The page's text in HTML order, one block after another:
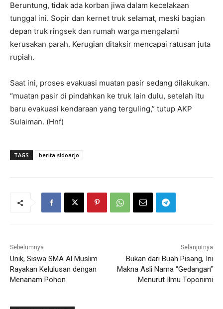
Beruntung, tidak ada korban jiwa dalam kecelakaan
tunggal ini. Sopir dan kernet truk selamat, meski bagian
depan truk ringsek dan rumah warga mengalami
kerusakan parah. Kerugian ditaksir mencapai ratusan juta
rupiah.
Saat ini, proses evakuasi muatan pasir sedang dilakukan.
“muatan pasir di pindahkan ke truk lain dulu, setelah itu
baru evakuasi kendaraan yang terguling,” tutup AKP
Sulaiman. (Hnf)
TAGS berita sidoarjo
Sebelumnya
Unik, Siswa SMA Al Muslim
Rayakan Kelulusan dengan
Menanam Pohon
Selanjutnya
Bukan dari Buah Pisang, Ini
Makna Asli Nama “Gedangan”
Menurut Ilmu Toponimi